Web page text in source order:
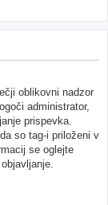
oblikovni nadzor
administrator,
prispevka.
so tag-i priloženi v
se oglejte